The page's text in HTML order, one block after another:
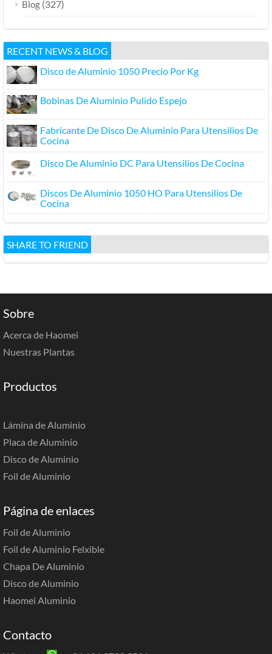
Blog (327)
RECENT NEWS & BLOG
Disco de Aluminio 1050 Precio Por Kg
Bobinas De Aluminio Pulido Espejo
Fabricante De Disco De Aluminio Para Utensilios De
Cocina
Disco De Aluminio DC Para Utensilios De Cocina
Discos De Aluminio 1050 HO Para Utensilios De
Cocina
SHARE TO FRIEND
Sobre
Acerca de Haomei
Nuestras Plantas
Productos
Lámina de Aluminio
Placa de Aluminio
Disco de Aluminio
Foil de Aluminio
Página de enlaces
Foil de Aluminio
Foil de Aluminio Felxible
Chapa De Aluminio
Disco de Aluminio
Haomei Aluminio
Contacto